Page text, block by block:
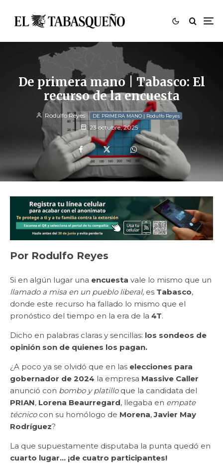
De primera mano | Tabasco: El
recurso de la encuesta
Rodulfo Reyes DE PRIMERA MANO | Rodulfo Reyes
23 octubre, 2025
Por Rodulfo Reyes
Si en algún lugar una encuesta vale lo mismo que un
llamado a misa en un pueblo liberal, es Tabasco,
donde este recurso ha fallado lo mismo que el
pronóstico del tiempo en la era de la 4T.
Dicho en palabras claras y sencillas: los sondeos de
opinión son de quienes los pagan.
¿A poco ya se olvidó que en las elecciones para
gobernador de 2024 la empresa Massive Caller
anunció con bombo y platilloque la candidata del
PRIAN, Lorena Beaurregard, llegaba en empate
técnicocon su homólogo de Morena,Javier May
Rodríguez?
La que supuestamente disputaba la punta quedó en
cuarto lugar… ¡de cuatro participantes!